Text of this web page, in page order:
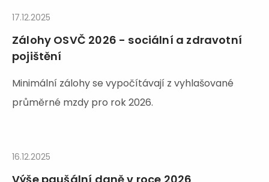
17.12.2025
Zálohy OSVČ 2026 - sociální a zdravotní
pojištění
Minimální zálohy se vypočítávají z vyhlašované
průměrné mzdy pro rok 2026.
16.12.2025